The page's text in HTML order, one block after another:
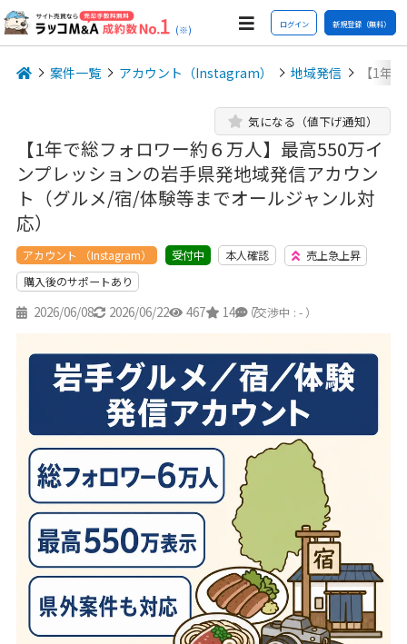
(※) ログイン 新規登録（無料）
案件一覧 アカウント（Instagram） 地域発信 【1年
【1年で総フォロワー約６万人】最高550万イ
ンプレッションの岩手県発地域発信アカウン
ト（グルメ/宿/体験等までオールジャンル対
応）
気になる（値下げ通知）
アカウント （Instagram） 受付中 本人確認
売上急上昇
購入後のサポートあり
2026/06/08 2026/06/22 467 14 7
（交渉中 : - ）